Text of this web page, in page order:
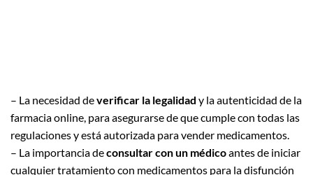
– La necesidad deverificar la legalidad y la autenticidad de la
farmacia online, para asegurarse de que cumple con todas las
regulaciones y está autorizada para vender medicamentos.
– La importancia deconsultar con un médicoantes de iniciar
cualquier tratamiento con medicamentos para la disfunción